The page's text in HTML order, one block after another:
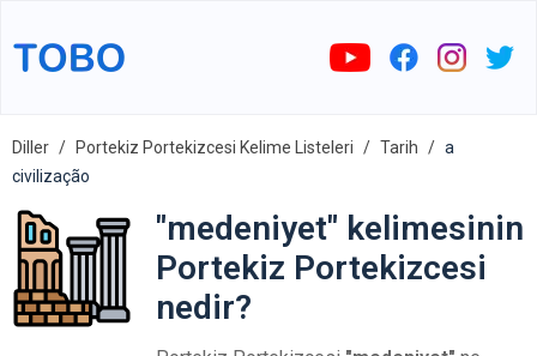
Diller Portekiz Portekizcesi Kelime Listeleri Tarih
a
civilização
"medeniyet" kelimesinin
Portekiz Portekizcesi
nedir?